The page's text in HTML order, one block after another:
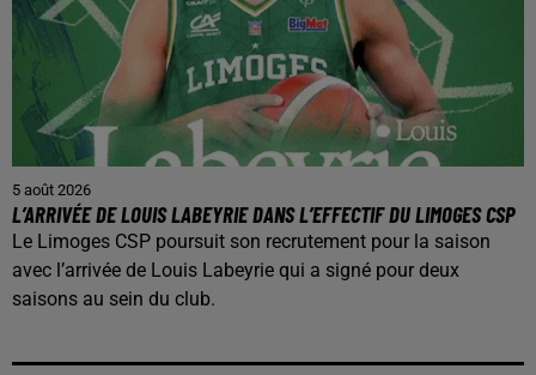
5 août 2026
L’ARRIVÉE DE LOUIS LABEYRIE DANS L’EFFECTIF DU LIMOGES CSP
Le Limoges CSP poursuit son recrutement pour la saison
avec l’arrivée de Louis Labeyrie qui a signé pour deux
saisons au sein du club.